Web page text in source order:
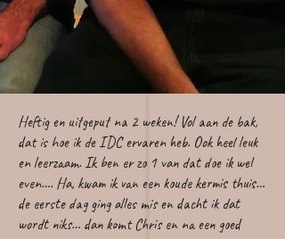
Heftig en uitgeput na 2 weken! Vol aan de bak,
dat is hoe ik de IDC ervaren heb. Ook heel leuk
en leerzaam. Ik ben er zo 1 van dat doe ik wel
even…. Ha, kwam ik van een koude kermis thuis…
de eerste dag ging alles mis en dacht ik dat
wordt niks… dan komt Chris en na een goed